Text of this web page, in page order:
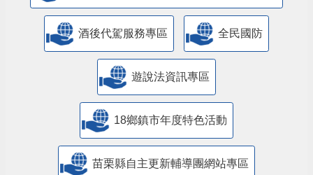
酒後代駕服務專區 全民國防
遊說法資訊專區
18鄉鎮市年度特色活動
苗栗縣自主更新輔導團網站專區